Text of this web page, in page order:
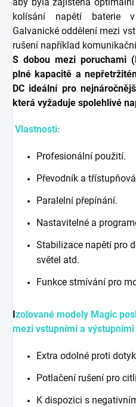
aby byla zajištěna
kolísání napětí baterie
Galvanické oddělení mezi
rušení například
S dobou mezi poruchami
plné kapacitě a
DC ideální pro
která vyžaduje spolehlivé
Vlastnosti:
Profesionální použití.
Převodník a
Paralelní přepínání.
Nastavitelné a
Stabilizace napětí pro
světel atd.
Funkce stmívání pro
zolované modely Magic
mezi vstupními a výstupními
Extra odolné proti
Potlačení rušení pro
K dispozici s